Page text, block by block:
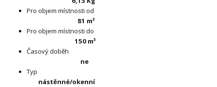
Pro objem místnosti od
81 m³
Pro objem místnosti do
150 m³
Časový doběh
ne
Typ
nástěnné/okenní